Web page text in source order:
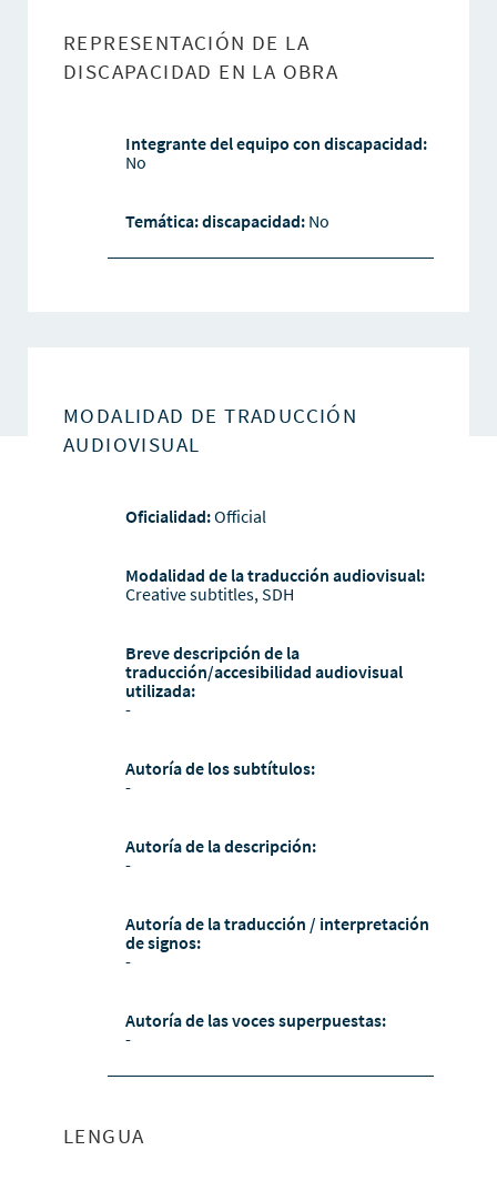
REPRESENTACIÓN DE LA
DISCAPACIDAD EN LA OBRA
Integrante del equipo con discapacidad:
No
Temática: discapacidad: No
MODALIDAD DE TRADUCCIÓN
AUDIOVISUAL
Oficialidad:Official
Modalidad de la traducción audiovisual:
Creative subtitles, SDH
Breve descripción de la
traducción/accesibilidad audiovisual
utilizada:
-
Autoría de los subtítulos:
-
Autoría de la descripción:
-
Autoría de la traducción / interpretación
de signos:
-
Autoría de las voces superpuestas:
-
LENGUA